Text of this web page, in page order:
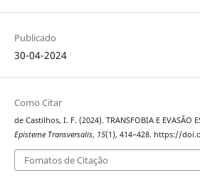
Publicado
30-04-2024
Como Citar
de Castilhos, I. F. (2024). TRANSFOBIA E EVASÃO
Episteme Transversalis, 15(1), 414–428. https://
Fomatos de Citação